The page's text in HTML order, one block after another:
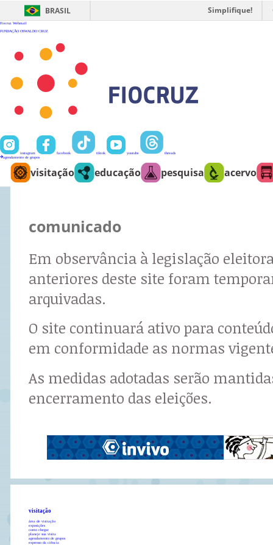
BRASIL Simplifique!
Fiocruz Webmail
FUNDAÇÃO OSWALDO CRUZ
instagram facebook tiktok youtube
threads
agendamento de grupos
visitação educação pesquisa acervo
comunicado
Em observância à legislação
anteriores deste site foram
arquivadas.
O site continuará ativo para
em conformidade as normas
As medidas adotadas serão
encerramento das eleições.
visitação
área de visitação
exposições
como chegar
planeje sua visita
agendamento de grupos
expresso da ciência